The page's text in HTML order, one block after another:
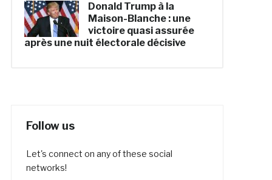
Donald Trump à la
Maison-Blanche : une
victoire quasi assurée
après une nuit électorale décisive
Follow us
Let's connect on any of these social
networks!